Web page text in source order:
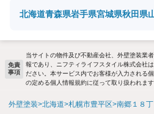
北海道青森県岩手県宮城県秋田県
免責
事項
当サイトの物件及び不動産会社、外壁塗装業
報であり、ニフティライフスタイル株式会社
ださい。本サービス内でお客様が入力される
の定める個人情報規約に従って取り扱われます
外壁塗装 北海道 札幌市豊平区 南郷１８